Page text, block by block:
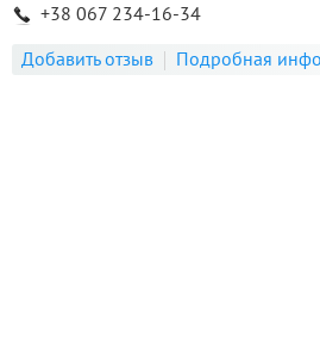
+38 067 234-16-34
Добавить отзыв
Подробная